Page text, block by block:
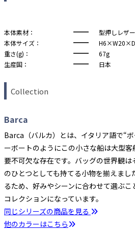
本体素材：
型押しレザ
本体サイズ：
重さ(g)：
67g
生産国：
日本
Collection
Barca
Barca（バルカ）とは、イタリア語で“
ーボートのようにこの小さな船は大型
要不可欠な存在です。バッグの世界観
のひとつとしても持てる小物を揃えま
るため、好みやシーンに合わせて選ぶ
コレクションになっています。
同じシリーズの商品を見る
他のカラーはこちら